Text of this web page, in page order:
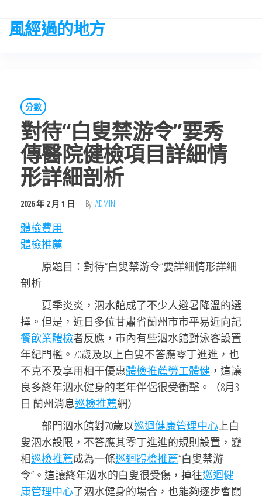
the
風經過的地方
分數
對待“白叟禁游令”要秀
傳醫院健檢項目詳細情
形詳細剖析
2026 年 2 月 1 日 By ADMIN
體檢費用
體檢推薦
原題目：對待“白叟禁游令”要詳細情形詳細
剖析
夏季炎炎，泅水館成了不少人避暑降溫的選
擇。但是，近日多位甘肅省蘭州市市平易近向記
餐飲業體檢者反應，市內有些泅水館對泳客設置
年紀門檻。70歲及以上白叟不答應零丁進進，也
不克不及享用相干優惠體檢推薦勞工體健 ，這讓
良多終年泅水健身的老年伴侶很受衝擊。（8月3
日 蘭州消息巡檢推薦網）
部門泅水館對70歲以巡迴健康管理中心上白
叟泅水設限，不答應其零丁進進的規則設置，變
相巡檢推薦成為一條巡迴體檢推薦“白叟禁游
令”。這讓終年泅水的白叟很受傷，掉往巡迴健
康管理中心了泅水健身的場合，也能夠逐步會闊